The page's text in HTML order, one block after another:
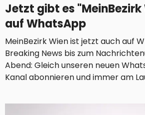
Jetzt gibt es "MeinBezirk
auf WhatsApp
MeinBezirk Wien ist jetzt auch auf
Breaking News bis zum
Abend: Gleich unseren neuen
Kanal abonnieren und immer am
möglich war, hat WhatsApp jetzt